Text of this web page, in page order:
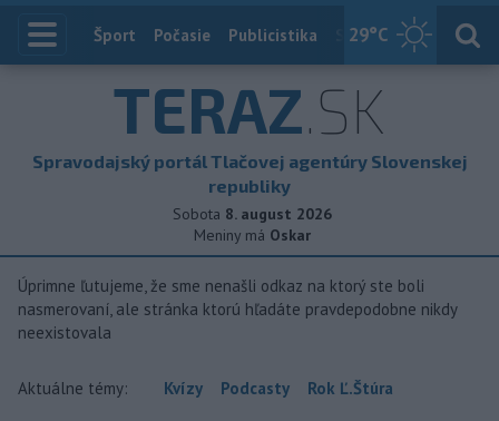
29°C
Index
Šport Počasie Publicistika Slovensko
TERAZ.SK
Spravodajský portál Tlačovej agentúry Slovenskej
republiky
Sobota 8. august 2026
Meniny má Oskar
Úprimne ľutujeme, že sme nenašli odkaz na ktorý ste boli
nasmerovaní, ale stránka ktorú hľadáte pravdepodobne nikdy
neexistovala
Aktuálne témy: Kvízy Podcasty Rok Ľ.Štúra